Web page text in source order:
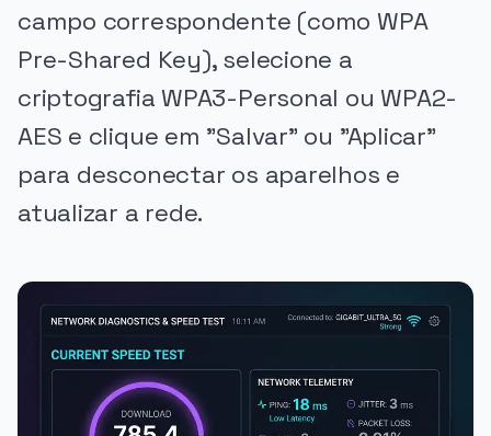
campo correspondente (como WPA
Pre-Shared Key), selecione a
criptografia WPA3-Personal ou WPA2-
AES e clique em "Salvar" ou "Aplicar"
para desconectar os aparelhos e
atualizar a rede.